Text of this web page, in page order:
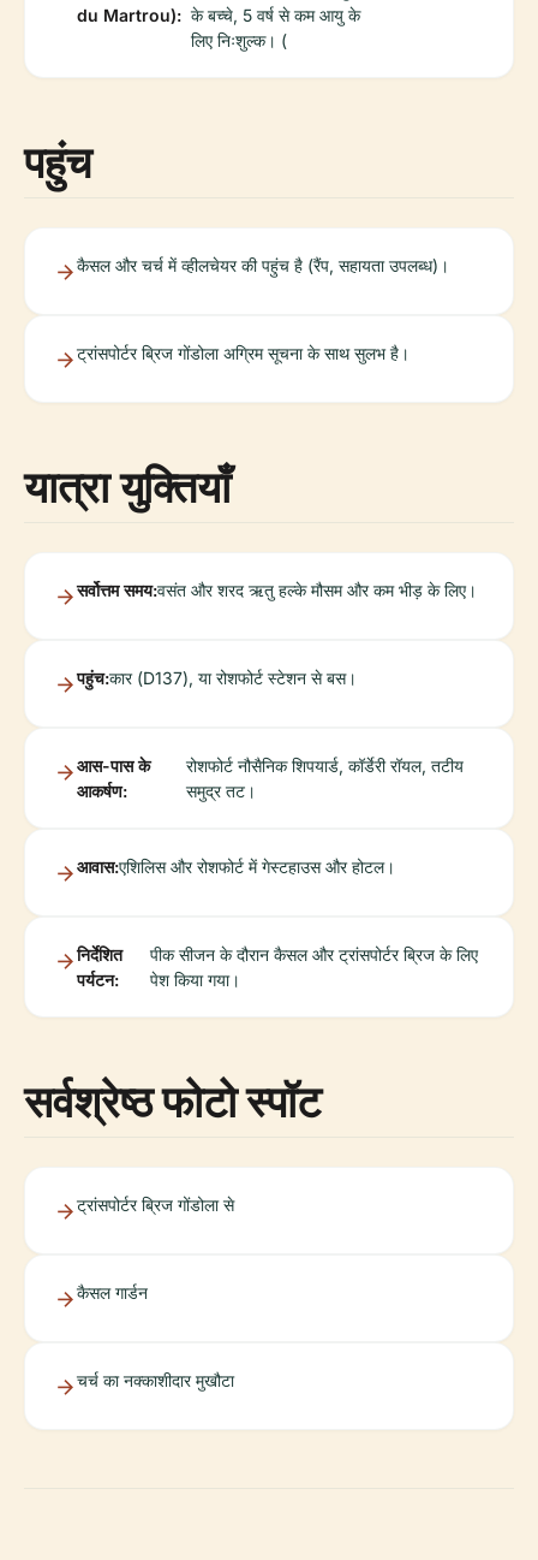
du Martrou): के बच्चे, 5 वर्ष से कम आयु के
लिए निःशुल्क। (
पहुंच
कैसल और चर्च में व्हीलचेयर की पहुंच है (रैंप, सहायता उपलब्ध)।
ट्रांसपोर्टर ब्रिज गोंडोला अग्रिम सूचना के साथ सुलभ है।
यात्रा युक्तियाँ
सर्वोत्तम समय:वसंत और शरद ऋतु हल्के मौसम और कम भीड़ के लिए।
पहुंच:कार (D137), या रोशफोर्ट स्टेशन से बस।
आस-पास के
आकर्षण:
रोशफोर्ट नौसैनिक शिपयार्ड, कॉर्डेरी रॉयल, तटीय
समुद्र तट।
आवास:एशिलिस और रोशफोर्ट में गेस्टहाउस और होटल।
निर्देशित
पर्यटन:
पीक सीजन के दौरान कैसल और ट्रांसपोर्टर ब्रिज के लिए
पेश किया गया।
सर्वश्रेष्ठ फोटो स्पॉट
ट्रांसपोर्टर ब्रिज गोंडोला से
कैसल गार्डन
चर्च का नक्काशीदार मुखौटा